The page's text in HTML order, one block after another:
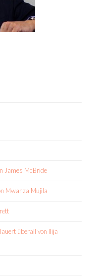
James McBride
Mwanza Mujila
überall von Ilija